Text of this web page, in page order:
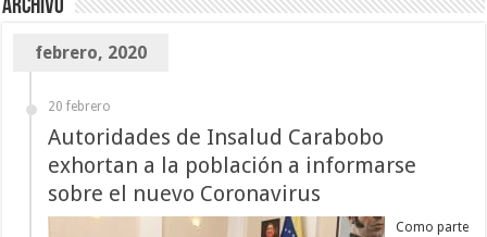
Archivo
febrero, 2020
20 febrero
Autoridades de Insalud Carabobo
exhortan a la población a informarse
sobre el nuevo Coronavirus
Como parte